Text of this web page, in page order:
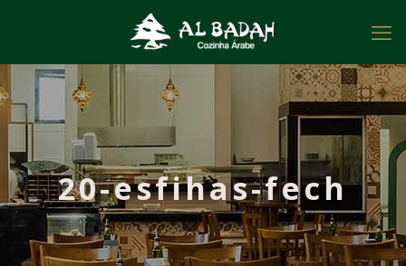
20-esfihas-fech